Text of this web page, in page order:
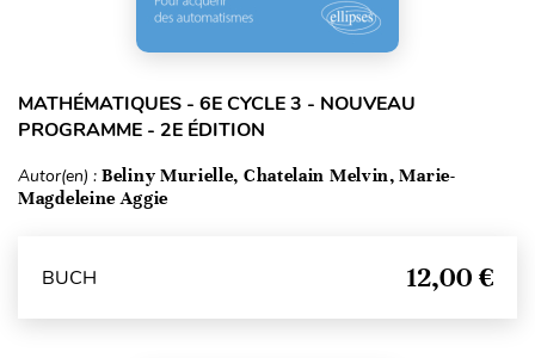
MATHÉMATIQUES - 6E CYCLE 3 - NOUVEAU
PROGRAMME - 2E ÉDITION
Autor(en) : Beliny Murielle, Chatelain Melvin, Marie-
Magdeleine Aggie
BUCH 12,00 €